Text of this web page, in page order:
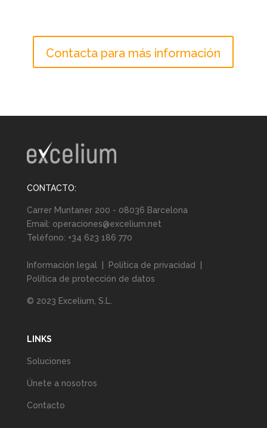
Contacta para más información
CONTACTO:
Carrer Muntaner 200 - 08036 Barcelona
Email: operaciones@excelium.net
Teléfono: +34 623 186 770
Información legal Política de privacidad
Política de protección de datos
© 2023 Excelium, S.L.
LINKS
Soluciones
Únete a nosotros
Contacto